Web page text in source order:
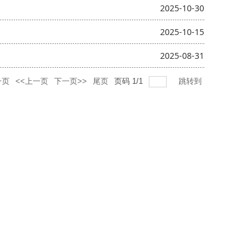
2025-10-30
2025-10-15
2025-08-31
页 <<上一页 下一页>> 尾页 页码 1/1 跳转到